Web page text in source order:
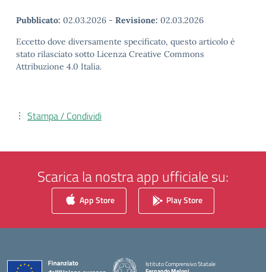
Pubblicato: 02.03.2026 - Revisione: 02.03.2026
Eccetto dove diversamente specificato, questo articolo è
stato rilasciato sotto Licenza Creative Commons
Attribuzione 4.0 Italia.
Stampa / Condividi
Scarica la nostra app ufficiale su:
App Store Play Store
Istituto Comprensivo Statale